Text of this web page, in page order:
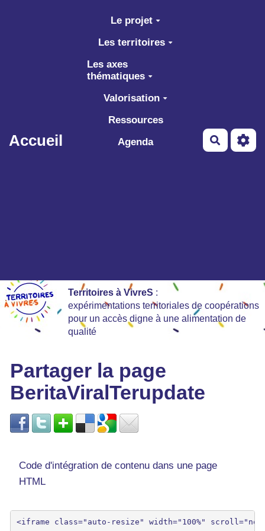
Aller au contenu principal
Accueil
Le projet
Les territoires
Les axes
thématiques
Valorisation
Ressources
Agenda
Territoires à VivreS :
expérimentations territoriales de coopérations
pour un accès digne à une alimentation de
qualité
Partager la page
BeritaViralTerupdate
Code d'intégration de contenu dans une page
HTML